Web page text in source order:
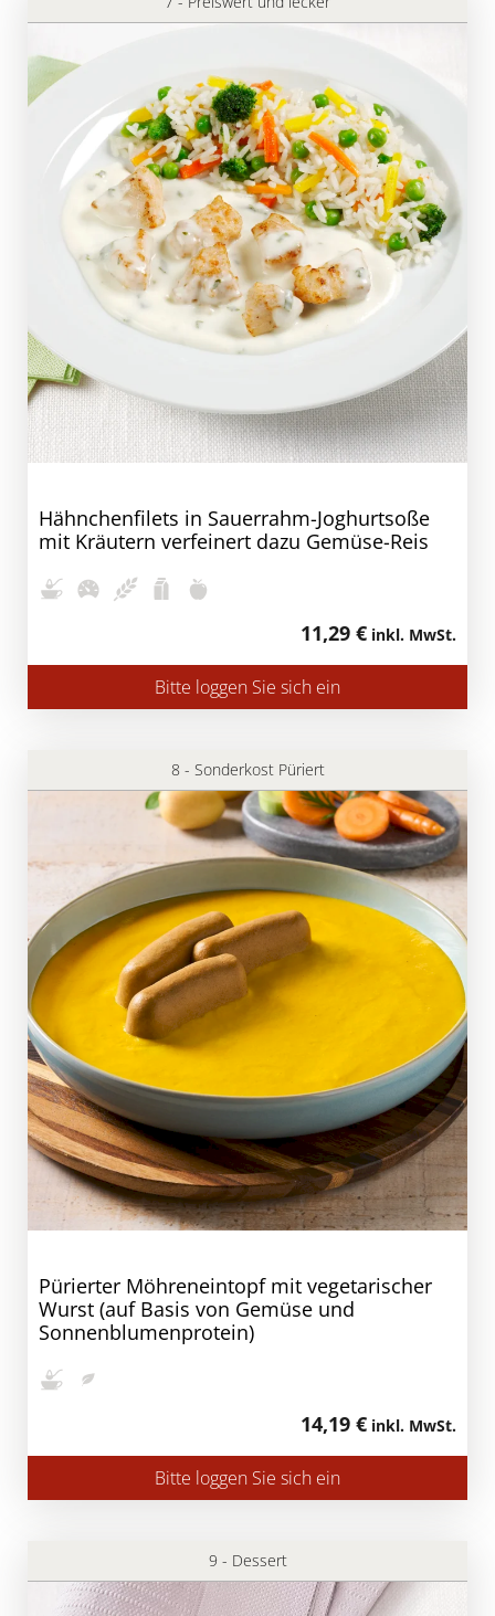
Hähnchenfilets in Sauerrahm-Joghurtsoße
mit Kräutern verfeinert dazu Gemüse-Reis
11,29 € inkl. MwSt.
Bitte loggen Sie sich ein
8 - Sonderkost Püriert
Pürierter Möhreneintopf mit vegetarischer
Wurst (auf Basis von Gemüse und
Sonnenblumenprotein)
14,19 € inkl. MwSt.
Bitte loggen Sie sich ein
9 - Dessert